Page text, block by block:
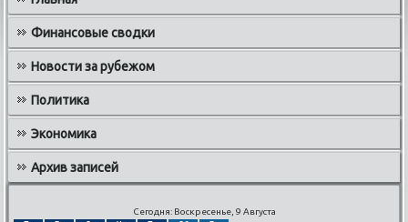
Финансовые сводки
Новости за рубежом
Политика
Экономика
Архив записей
Сегодня: Воскресенье, 9 Августа